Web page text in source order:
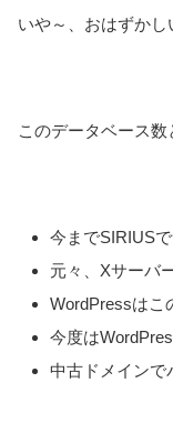
いや～、おはずかし
このデータベース数
今までSIRIUS
元々、Xサーバ
WordPressはこ
今度は
中古ドメインで